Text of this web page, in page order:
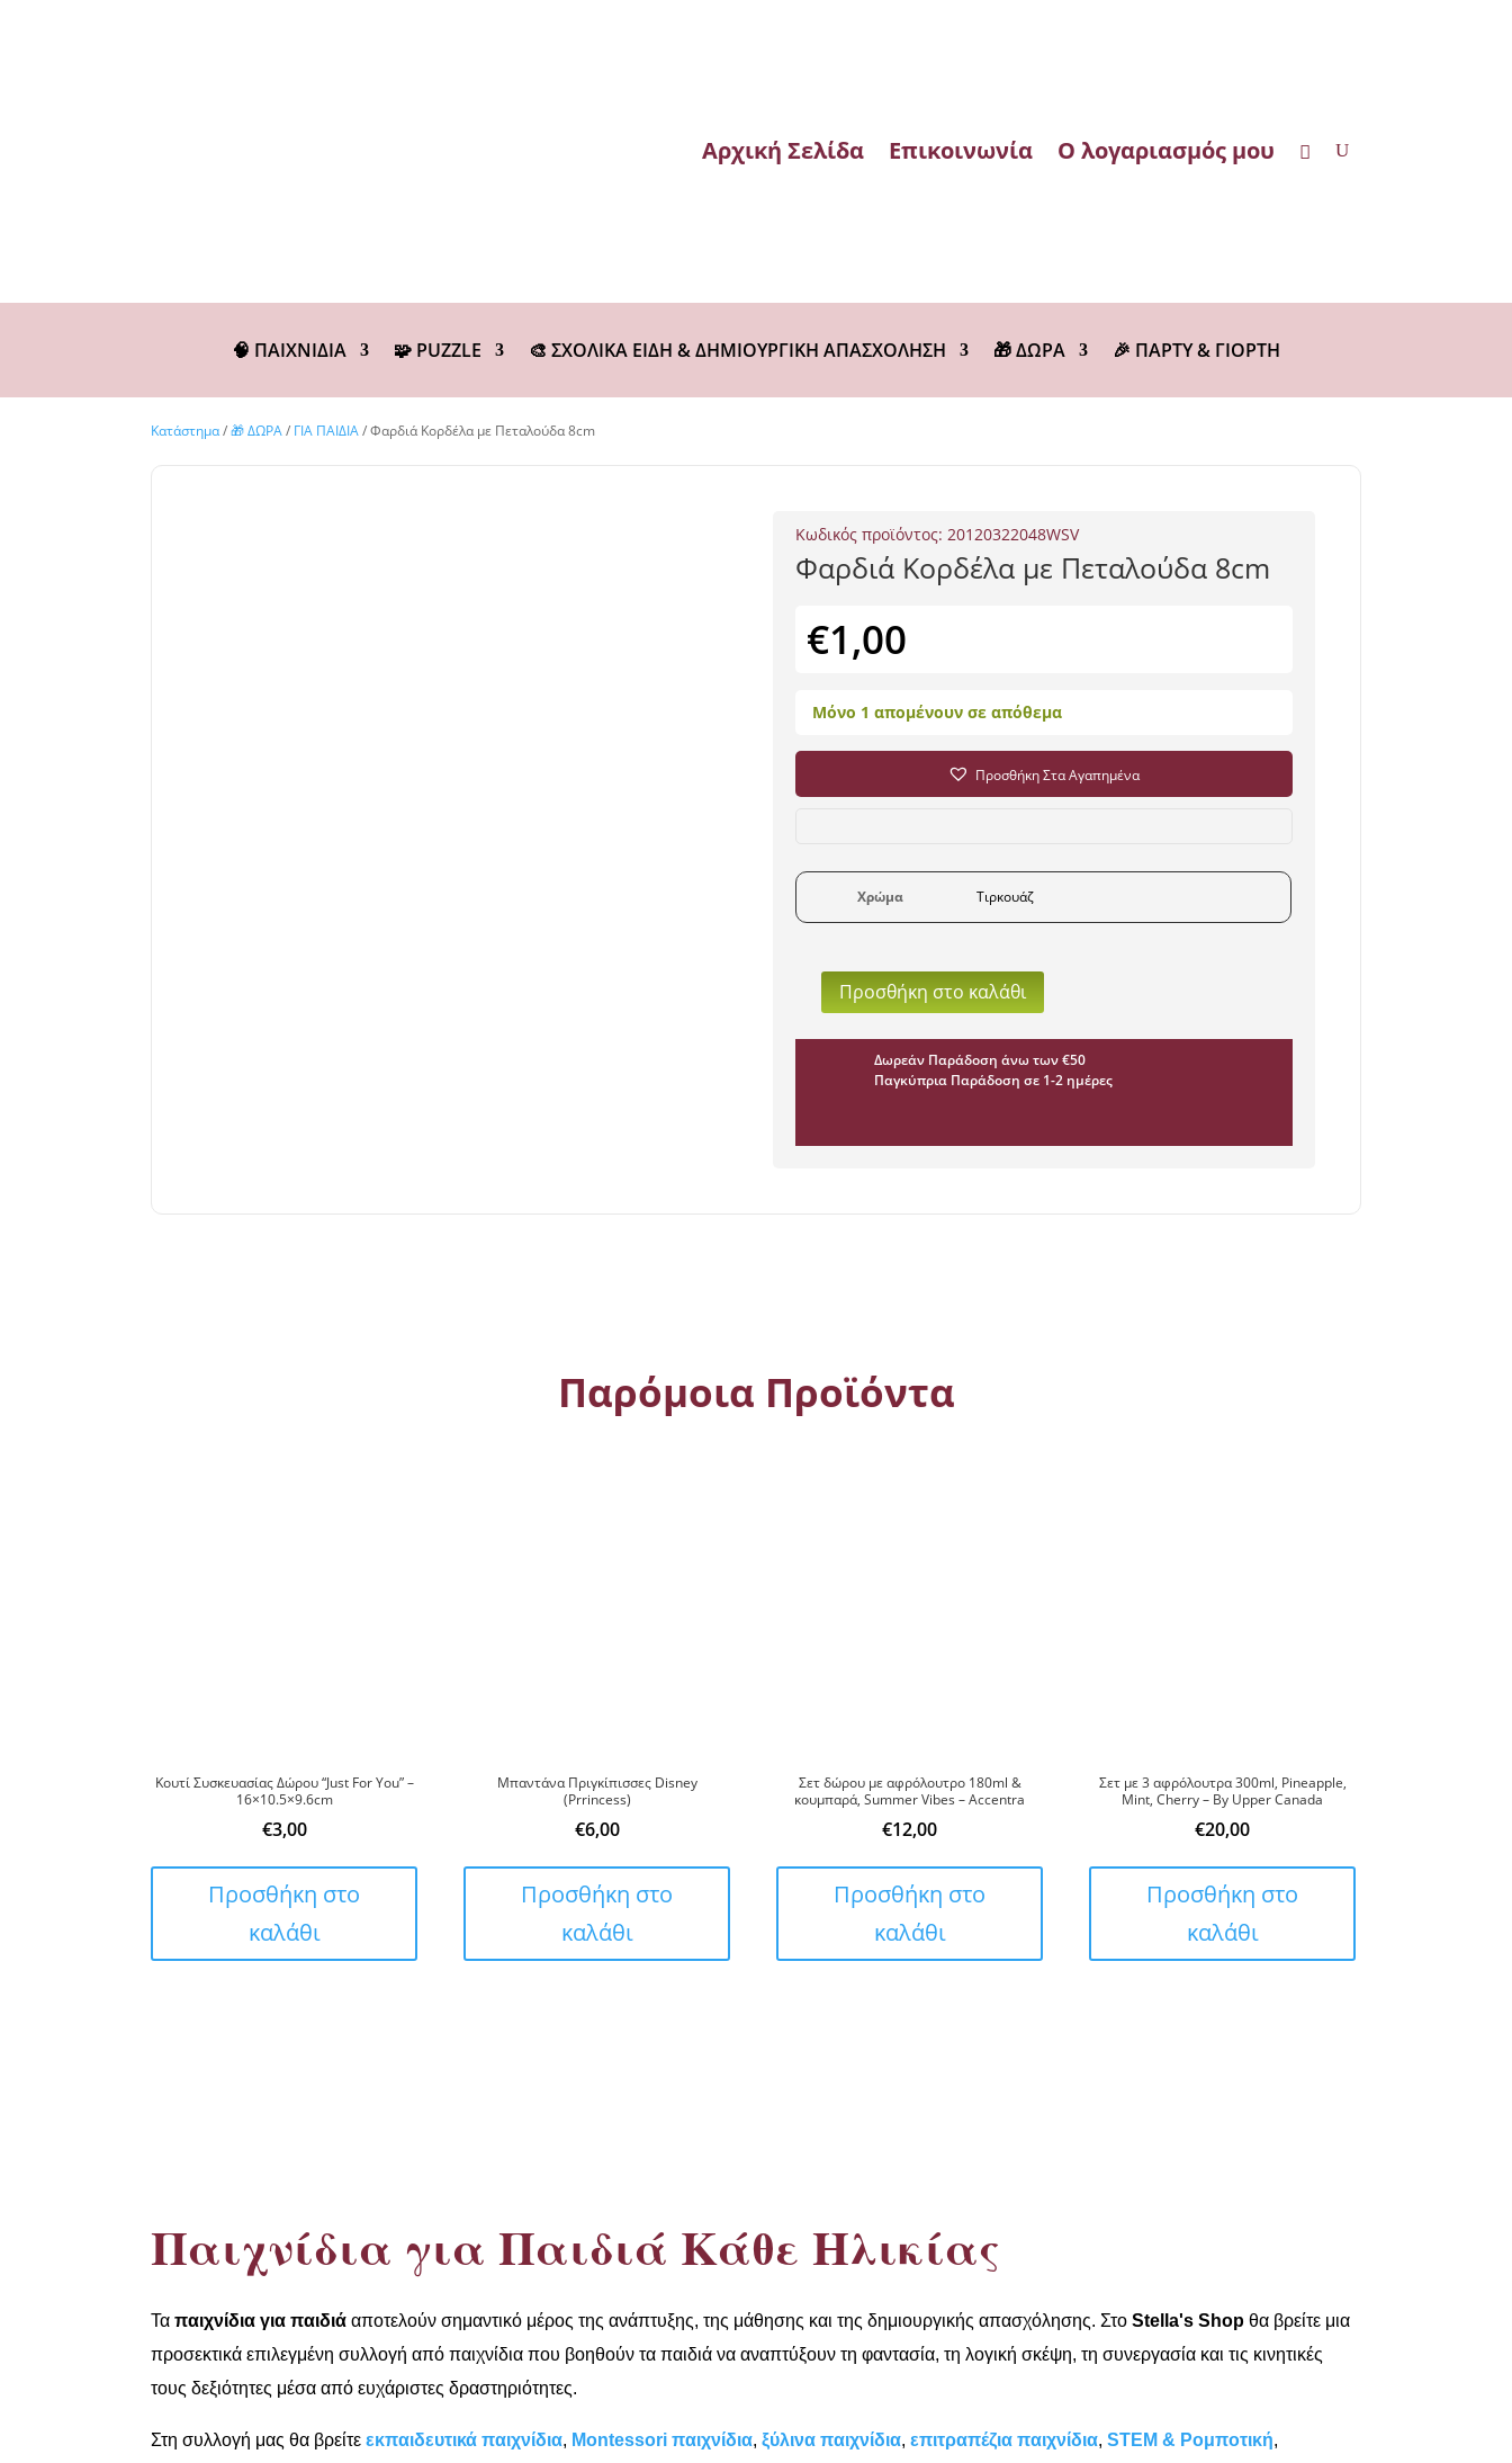
Αρχική Σελίδα Επικοινωνία Ο λογαριασμός μου
🧠 ΠΑΙΧΝΙΔΙΑ 🧩 PUZZLE 🎨 ΣΧΟΛΙΚΑ ΕΙΔΗ & ΔΗΜΙΟΥΡΓΙΚΗ ΑΠΑΣΧΟΛΗΣΗ 🎁 ΔΩΡΑ 🎉 ΠΑΡΤΥ & ΓΙΟΡΤΗ
Κατάστημα/🎁 ΔΩΡΑ/ ΓΙΑ ΠΑΙΔΙΑ/ Φαρδιά Κορδέλα με Πεταλούδα 8cm
Κωδικός προϊόντος: 20120322048WSV
Φαρδιά Κορδέλα με Πεταλούδα 8cm
€1,00
Μόνο 1 απομένουν σε απόθεμα
Προσθήκη Στα Αγαπημένα
Χρώμα Τιρκουάζ
ΦαρδιάΠροσθήκη στο καλάθι
Δωρεάν Παράδοση άνω των €50
Παγκύπρια Παράδοση σε 1-2 ημέρες
Παρόμοια Προϊόντα
Κουτί Συσκευασίας Δώρου “Just For You” –
16×10.5×9.6cm
€3,00
Προσθήκη στο
καλάθι
Μπαντάνα Πριγκίπισσες Disney
(Prrincess)
€6,00
Προσθήκη στο
καλάθι
Σετ δώρου με αφρόλουτρο 180ml &
κουμπαρά, Summer Vibes – Accentra
€12,00
Προσθήκη στο
καλάθι
Σετ με 3 αφρόλουτρα 300ml, Pineapple,
Mint, Cherry – By Upper Canada
€20,00
Προσθήκη στο
καλάθι
Παιχνίδια για Παιδιά Κάθε Ηλικίας
Ταπαιχνίδια για παιδιά αποτελούν σημαντικό μέρος της ανάπτυξης, της μάθησης και της δημιουργικής απασχόλησης. ΣτοStella's Shop θα βρείτε μια
προσεκτικά επιλεγμένη συλλογή από παιχνίδια που βοηθούν τα παιδιά να αναπτύξουν τη φαντασία, τη λογική σκέψη, τη συνεργασία και τις κινητικές
τους δεξιότητες μέσα από ευχάριστες δραστηριότητες.
Στη συλλογή μας θα βρείτεεκπαιδευτικά παιχνίδια, Montessori παιχνίδια,ξύλινα παιχνίδια,επιτραπέζια παιχνίδια,STEM & Ρομποτική,